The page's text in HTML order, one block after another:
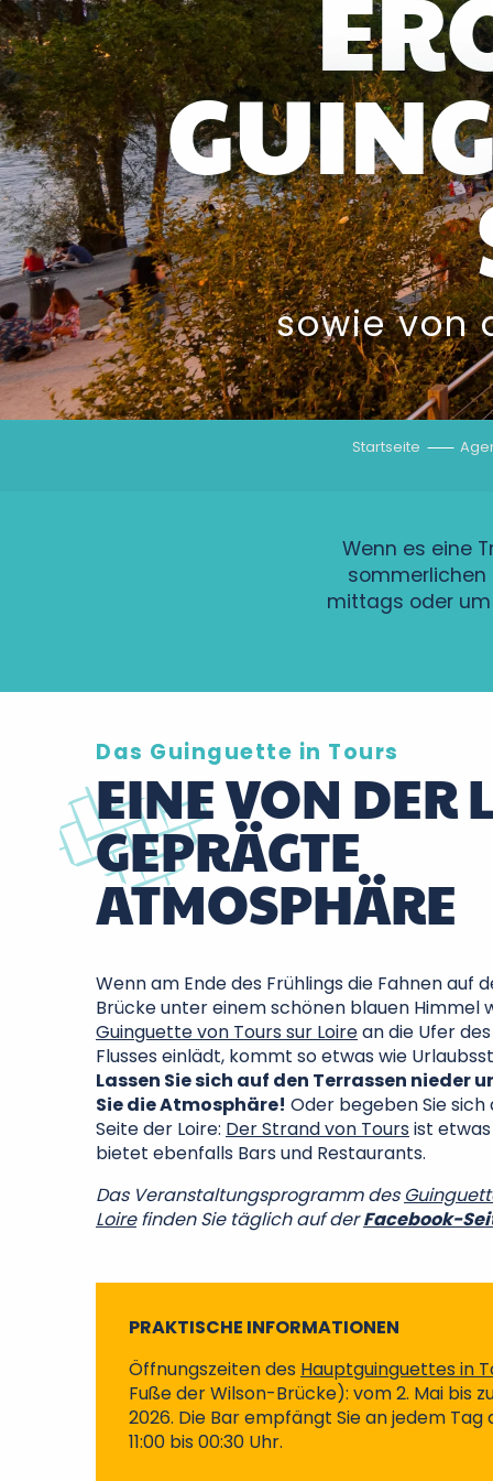
sowie von
Startseite
Wenn es eine
mittags oder um
Das Guinguette in Tours
EINE VON DER
GEPRÄGTE
ATMOSPHÄRE
Wenn am Ende des Frühlings die Fahnen auf
Brücke unter einem schönen blauen Himmel
Guinguette von Tours sur Loirean die Ufer
Flusses einlädt, kommt so etwas wie
Lassen Sie sich auf den Terrassen nieder
Sie die Atmosphäre! Oder begeben Sie
Seite der Loire: Der Strand von Toursist
bietet ebenfalls Bars und Restaurants.
Das Veranstaltungsprogramm des
Loirefinden Sie täglich auf derFacebook-
PRAKTISCHE INFORMATIONEN
Öffnungszeiten des Hauptguinguettes in
Fuße der Wilson-Brücke): vom 2. Mai bis
2026. Die Bar empfängt Sie an jedem
11:00 bis 00:30 Uhr.